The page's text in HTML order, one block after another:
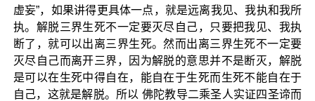
虚妄”，如果讲得更具体一点，就是远离我见、我执和我所
执。解脱三界生死不一定要灭尽自己，只要把我见、我执
断了，就可以出离三界生死。然而出离三界生死不一定要
灭尽自己而离开三界，因为解脱的意思并不是断灭，解脱
是可以在生死中得自在，能自在于生死而生死不能自在于
自己，这就是解脱。所以 佛陀教导二乘圣人实证四圣谛而